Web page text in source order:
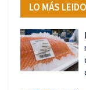
LO MÁS LEIDO